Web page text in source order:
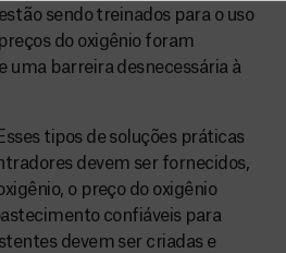
sendo treinados para o uso
do oxigênio foram
uma barreira desnecessária à
tipos de soluções práticas
devem ser fornecidos,
o preço do oxigênio
confiáveis para
devem ser criadas e